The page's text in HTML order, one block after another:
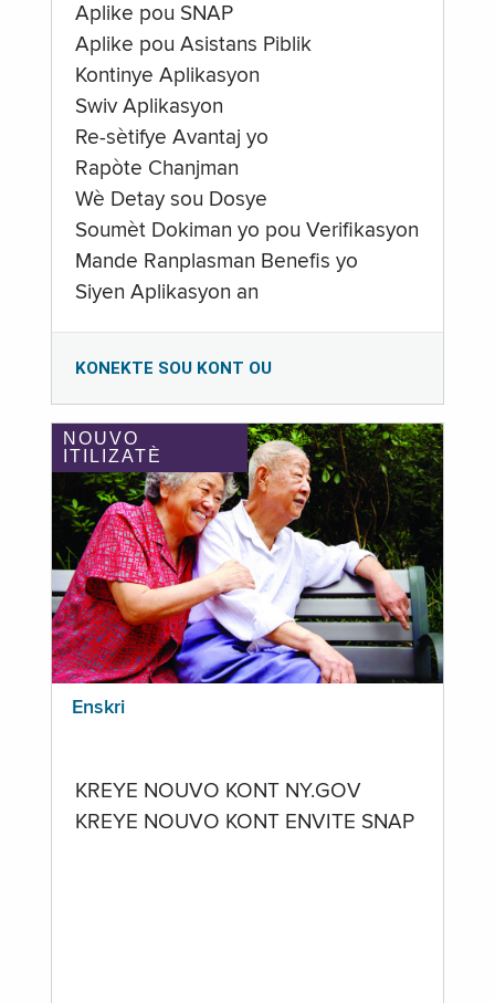
Aplike pou SNAP
Aplike pou Asistans Piblik
Kontinye Aplikasyon
Swiv Aplikasyon
Re-sètifye Avantaj yo
Rapòte Chanjman
Wè Detay sou Dosye
Soumèt Dokiman yo pou Verifikasyon
Mande Ranplasman Benefis yo
Siyen Aplikasyon an
KONEKTE SOU KONT OU
NOUVO
ITILIZATÈ
Enskri
KREYE NOUVO KONT NY.GOV
KREYE NOUVO KONT ENVITE SNAP